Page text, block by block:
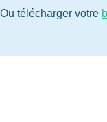
Ou télécharger votre